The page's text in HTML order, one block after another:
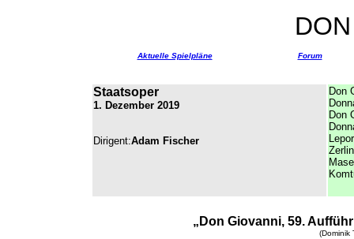
Aktuelle Spielpläne Forum
Staatsoper
1. Dezember 2019
Dirigent:Adam Fischer
Don
Don
„Don Giovanni, 59.
(Dominik